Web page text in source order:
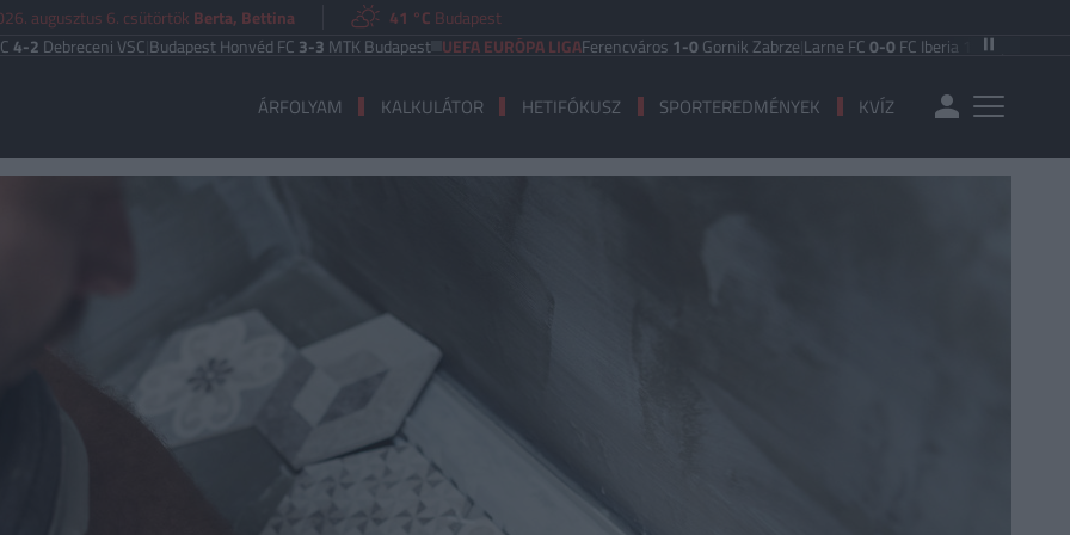
augusztus 6. csütörtök Berta, Bettina 41 °C Budapest
VSC|Budapest Honvéd FC3-3MTK Budapest UEFA EURÓPA LIGAFerencváros1-0Gornik Zabrze|Larne FC0-0FC Iberia 1999|Shamrock Rovers
ÁRFOLYAM KALKULÁTOR HETIFÓKUSZ SPORTEREDMÉNYEK KVÍZ